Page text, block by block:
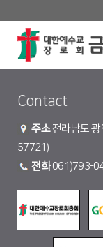
Contact
주소전라남도 광
57721)
전화061)793-